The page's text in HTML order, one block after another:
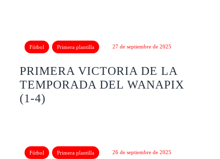
Fútbol Primera plantilla 27 de septiembre de 2025
PRIMERA VICTORIA DE LA
TEMPORADA DEL WANAPIX
(1-4)
Fútbol Primera plantilla 26 de septiembre de 2025